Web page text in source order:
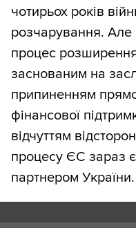
чотирьох років
розчарування.
процес
заснованим на
припиненням
фінансової
відчуттям
процесу ЄС зараз
партнером України.